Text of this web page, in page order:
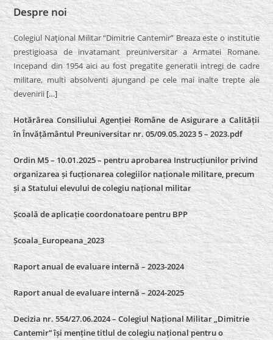
Despre noi
Colegiul Naţional Militar “Dimitrie Cantemir” Breaza este o institutie
prestigioasa de invatamant preuniversitar a Armatei Romane.
Incepand din 1954 aici au fost pregatite generatii intregi de cadre
militare, multi absolventi ajungand pe cele mai inalte trepte ale
devenirii […]
Hotărârea Consiliului Agenției Române de Asigurare a Calității
în Învățământul Preuniversitar nr. 05/09.05.2023 5 – 2023.pdf
Ordin M5 – 10.01.2025 – pentru aprobarea Instrucțiunilor privind
organizarea și fucționarea colegiilor naționale militare, precum
și a Statului elevului de colegiu național militar
Școală de aplicație coordonatoare pentru BPP
Școala_Europeana_2023
Raport anual de evaluare internă – 2023-2024
Raport anual de evaluare internă –2024-2025
Decizia nr. 554/27.06.2024 – Colegiul Național Militar „Dimitrie
Cantemir” își menține titlul de colegiu național pentru o